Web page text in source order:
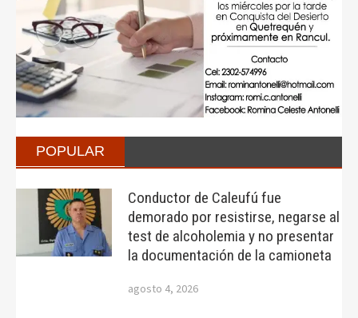
POPULAR
Conductor de Caleufú fue
demorado por resistirse, negarse al
test de alcoholemia y no presentar
la documentación de la camioneta
agosto 4, 2026